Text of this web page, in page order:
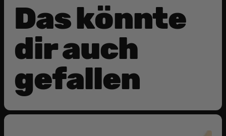
Das könnte
dir auch
gefallen